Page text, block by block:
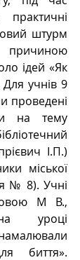
штурм
ідей «Як
Для учнів 9
проведені
на тему
І.П.)
міської
№ 8). Учні
М В.,
уроці